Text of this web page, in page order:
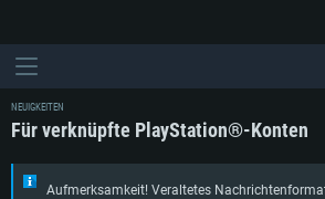
NEUIGKEITEN
Für verknüpfte PlayStation®-Konten
Aufmerksamkeit! Veraltetes